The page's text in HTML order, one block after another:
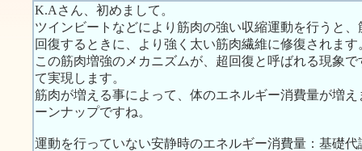
K.Aさん、初めまして。
ツインビートなどにより筋肉の強い収縮運動を行うと
回復するときに、より強く太い筋肉繊維に修復されます
この筋肉増強のメカニズムが、超回復と呼ばれる現象
て実現します。
筋肉が増える事によって、体のエネルギー消費量が増
ーンナップですね。
運動を行っていない安静時のエネルギー消費量：基礎